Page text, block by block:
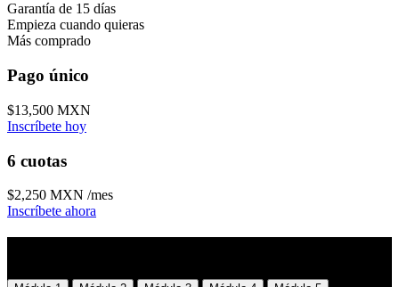
Garantía de 15 días
Empieza cuando quieras
Más comprado
Pago único
$13,500 MXN
Inscríbete hoy
6 cuotas
$2,250 MXN /mes
Inscríbete ahora